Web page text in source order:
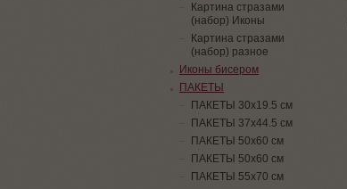
Картина стразами
(набор) Иконы
Картина стразами
(набор) разное
Иконы бисером
ПАКЕТЫ
ПАКЕТЫ 30х19.5 см
ПАКЕТЫ 37х44.5 см
ПАКЕТЫ 50х60 см
ПАКЕТЫ 50х60 см
ПАКЕТЫ 55х70 см